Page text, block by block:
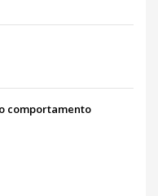
comportamento